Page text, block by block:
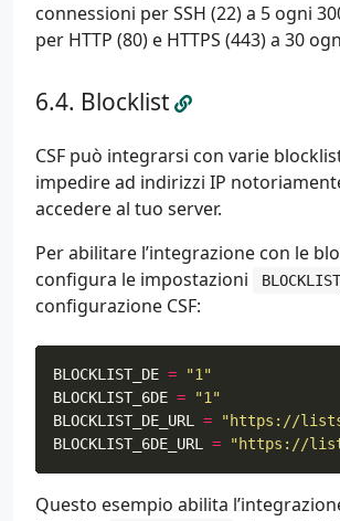
connessioni per SSH (22) a 5 ogni
per HTTP (80) e HTTPS (443) a 30
Blocklist
CSF può integrarsi con varie
impedire ad indirizzi IP
accedere al tuo server.
Per abilitare l’integrazione con le
configura le impostazioni
configurazione CSF:
BLOCKLIST_DE =
"1"
BLOCKLIST_6DE =
"1"
BLOCKLIST_DE_URL
=
"https://
BLOCKLIST_6DE_URL
= "https://
Questo esempio abilita